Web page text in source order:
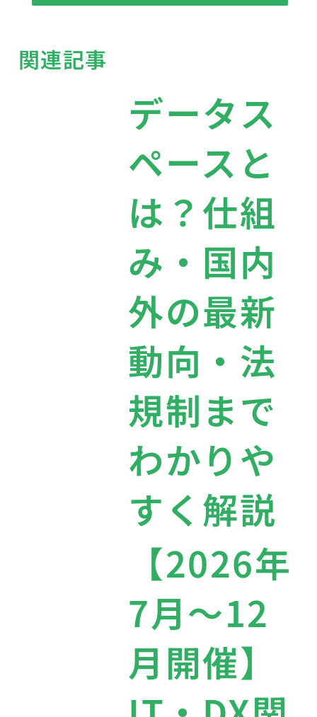
関連記事
データス
ペースと
は？仕組
み・国内
外の最新
動向・法
規制まで
わかりや
すく解説
【2026年
7月〜12
月開催】